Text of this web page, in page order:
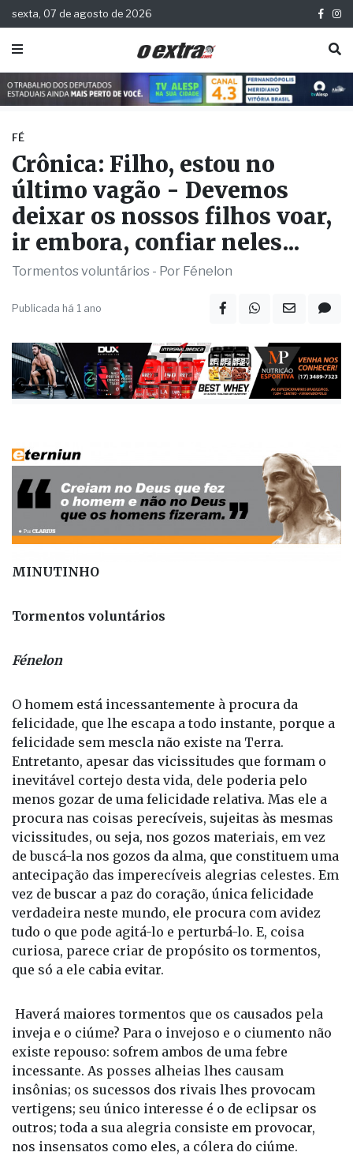
sexta, 07 de agosto de 2026
FÉ
Crônica: Filho, estou no
último vagão - Devemos
ir embora, confiar neles...
Tormentos voluntários - Por Fénelon
Publicada há 1 ano
Fénelon
O homem está incessantemente à procura da
felicidade, que lhe escapa a todo instante, porque a
felicidade sem mescla não existe na Terra.
Entretanto, apesar das vicissitudes que formam o
inevitável cortejo desta vida, dele poderia pelo
menos gozar de uma felicidade relativa. Mas ele a
procura nas coisas perecíveis, sujeitas às mesmas
vicissitudes, ou seja, nos gozos materiais, em vez
de buscá-la nos gozos da alma, que constituem uma
antecipação das imperecíveis alegrias celestes. Em
vez de buscar a paz do coração, única felicidade
tudo o que pode agitá-lo e perturbá-lo. E, coisa
curiosa, parece criar de propósito os tormentos,
que só a ele cabia evitar.
Haverá maiores tormentos que os causados pela
inveja e o ciúme? Para o invejoso e o ciumento não
existe repouso: sofrem ambos de uma febre
incessante. As posses alheias lhes causam